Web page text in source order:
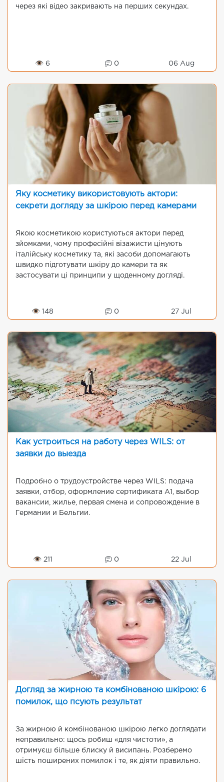
через які відео закривають на перших секундах.
👁 6 0 06 Aug
Яку косметику використовують актори:
секрети догляду за шкірою перед камерами
Якою косметикою користуються актори перед
зйомками, чому професійні візажисти цінують
італійську косметику та, які засоби допомагають
швидко підготувати шкіру до камери та як
застосувати ці принципи у щоденному догляді.
👁 148 0 27 Jul
Как устроиться на работу через WILS: от
заявки до выезда
Подробно о трудоустройстве через WILS: подача
заявки, отбор, оформление сертификата A1, выбор
вакансии, жилье, первая смена и сопровождение в
Германии и Бельгии.
👁 211 0 22 Jul
Догляд за жирною та комбінованою шкірою: 6
помилок, що псують результат
За жирною й комбінованою шкірою легко доглядати
неправильно: щось робиш «для чистоти», а
отримуєш більше блиску й висипань. Розберемо
шість поширених помилок і те, як діяти правильно.